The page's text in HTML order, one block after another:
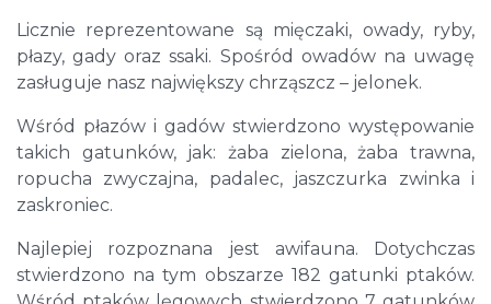
Licznie reprezentowane są mięczaki, owady, ryby,
płazy, gady oraz ssaki. Spośród owadów na uwagę
zasługuje nasz największy chrząszcz – jelonek.
Wśród płazów i gadów stwierdzono występowanie
takich gatunków, jak: żaba zielona, żaba trawna,
ropucha zwyczajna, padalec, jaszczurka zwinka i
zaskroniec.
Najlepiej rozpoznana jest awifauna. Dotychczas
stwierdzono na tym obszarze 182 gatunki ptaków.